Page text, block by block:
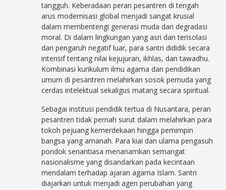
tangguh. Keberadaan peran pesantren di tengah
arus modernisasi global menjadi sangat krusial
dalam membentengi generasi muda dari degradasi
moral. Di dalam lingkungan yang asri dan terisolasi
dari pengaruh negatif luar, para santri dididik secara
intensif tentang nilai kejujuran, ikhlas, dan tawadhu.
Kombinasi kurikulum ilmu agama dan pendidikan
umum di pesantren melahirkan sosok pemuda yang
cerdas intelektual sekaligus matang secara spiritual.
Sebagai institusi pendidik tertua di Nusantara, peran
pesantren tidak pernah surut dalam melahirkan para
tokoh pejuang kemerdekaan hingga pemimpin
bangsa yang amanah. Para kiai dan ulama pengasuh
pondok senantiasa menanamkan semangat
nasionalisme yang disandarkan pada kecintaan
mendalam terhadap ajaran agama Islam. Santri
diajarkan untuk menjadi agen perubahan yang